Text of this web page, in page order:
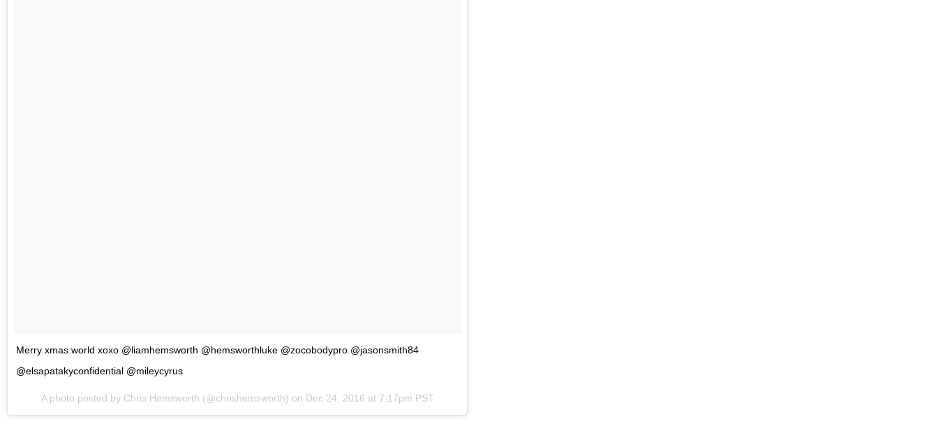
Merry xmas world xoxo @liamhemsworth @hemsworthluke @zocobodypro @jasonsmith84
@elsapatakyconfidential @mileycyrus
A photo posted by Chris Hemsworth (@chrishemsworth) on Dec 24, 2016 at 7:17pm PST